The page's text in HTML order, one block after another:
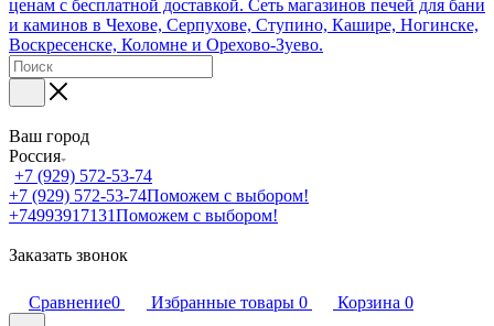
Ваш город
Россия
+7 (929) 572-53-74
+7 (929) 572-53-74Поможем с выбором!
+74993917131Поможем с выбором!
Заказать звонок
Сравнение0 Избранные товары 0 Корзина 0